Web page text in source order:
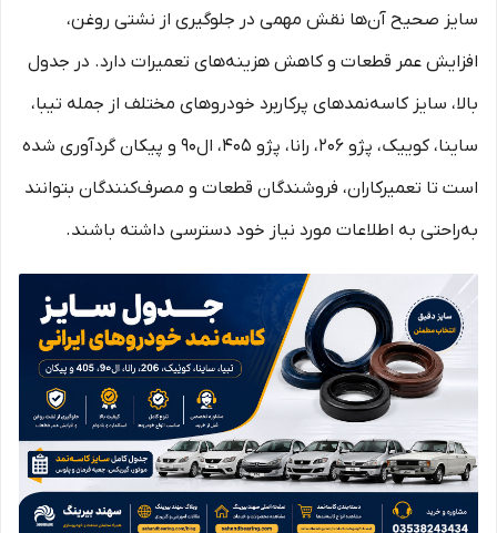
سایز صحیح آن‌ها نقش مهمی در جلوگیری از نشتی روغن،
افزایش عمر قطعات و کاهش هزینه‌های تعمیرات دارد. در جدول
بالا، سایز کاسه‌نمدهای پرکاربرد خودروهای مختلف از جمله تیبا،
ساینا، کوییک، پژو 206، رانا، پژو 405، ال90 و پیکان گردآوری شده
است تا تعمیرکاران، فروشندگان قطعات و مصرف‌کنندگان بتوانند
به‌راحتی به اطلاعات مورد نیاز خود دسترسی داشته باشند.